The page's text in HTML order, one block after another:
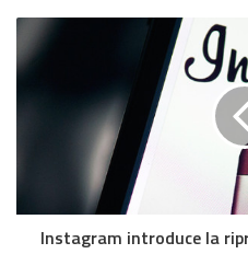
Instagram introduce la